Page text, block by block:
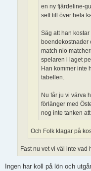
en ny fjärdeline-
sett till över hela
Säg att han
boendekostnader
match nio
spelaren i laget
Han kommer inte
tabellen.
Nu får ju vi värva
förlänger med
nog inte tanken
Och Folk klagar på
Fast nu vet vi väl inte
Ingen har koll på lön och